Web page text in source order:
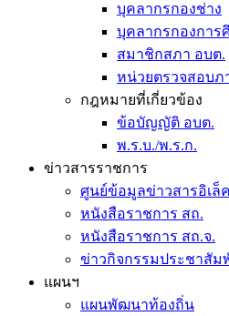
บุคลากรกองช่าง
บุคลากรกองการ
สมาชิกสภา อบต.
หน่วยตรวจสอบภ
กฎหมายที่เกี่ยวข้อง
ข้อบัญญัติ อบต.
พ.ร.บ./พ.ร.ก.
ข่าวสารราชการ
ศูนย์ข้อมูลข่าวสารอิเล็
หนังสือราชการ สถ.
หนังสือราชการ สถ.จ.
ข่าวกิจกรรมประชาสัม
แผนฯ
แผนพัฒนาท้องถิ่น